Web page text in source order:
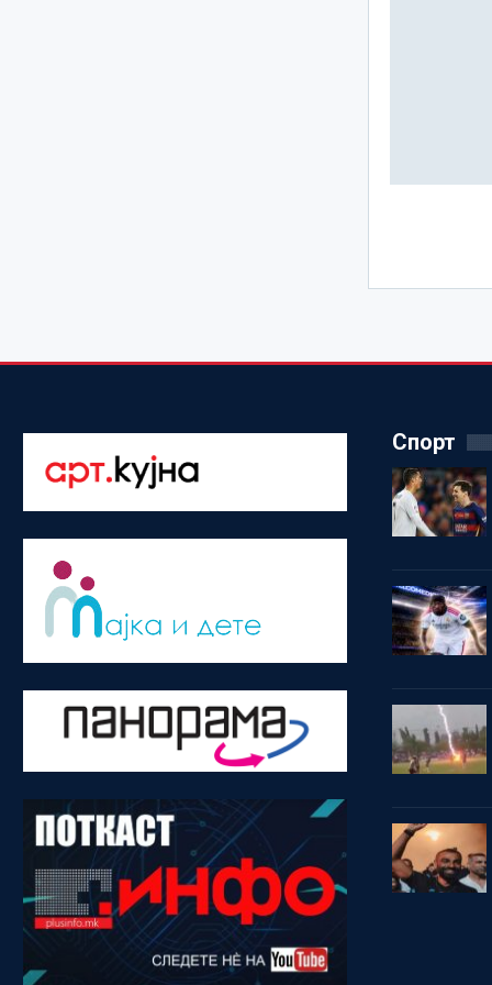
Спорт